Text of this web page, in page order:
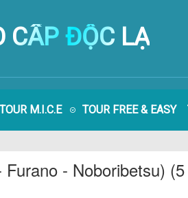
CẤP ĐỘC LẠ
TOUR M.I.C.E TOUR FREE & EASY
- Noboribetsu) (5